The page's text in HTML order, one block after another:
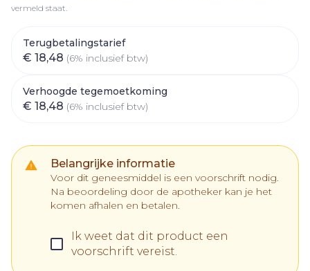
vermeld staat.
Terugbetalingstarief
€ 18,48 (6% inclusief btw)
Verhoogde tegemoetkoming
€ 18,48 (6% inclusief btw)
Belangrijke informatie
Voor dit geneesmiddel is een voorschrift nodig.
Na beoordeling door de apotheker kan je het
komen afhalen en betalen.
Ik weet dat dit product een
voorschrift vereist.